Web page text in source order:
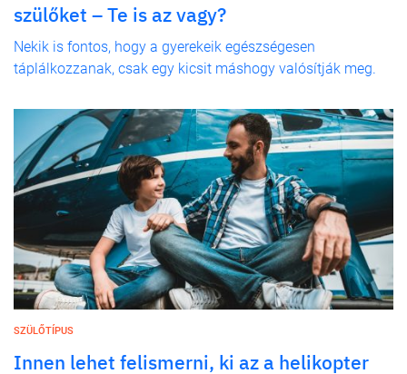
szülőket – Te is az vagy?
Nekik is fontos, hogy a gyerekeik egészségesen
táplálkozzanak, csak egy kicsit máshogy valósítják meg.
SZÜLŐTÍPUS
Innen lehet felismerni, ki az a helikopter